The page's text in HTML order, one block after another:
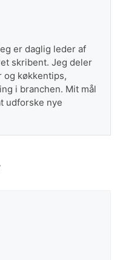
er daglig leder af
skribent. Jeg deler
og køkkentips,
i branchen. Mit mål
udforske nye